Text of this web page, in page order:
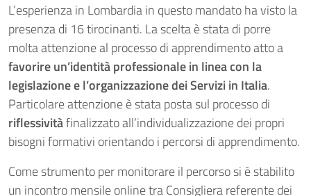
L’esperienza in Lombardia in questo mandato ha visto la
presenza di 16 tirocinanti. La scelta è stata di porre
molta attenzione al processo di apprendimento atto a
favorire un’identità professionale in linea con la
legislazione e l’organizzazione dei Servizi in Italia.
Particolare attenzione è stata posta sul processo di
riflessivitàfinalizzato all’individualizzazione dei propri
bisogni formativi orientando i percorsi di apprendimento.
Come strumento per monitorare il percorso si è stabilito
un incontro mensile online tra Consigliera referente dei